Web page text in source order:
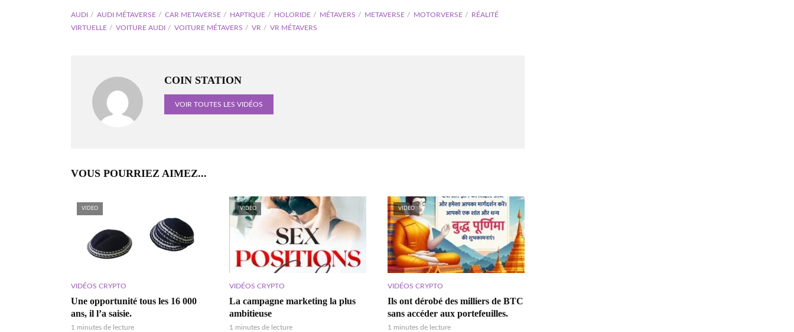
AUDI AUDI MÉTAVERSE CAR METAVERSE HAPTIQUE HOLORIDE MÉTAVERS METAVERSE MOTORVERSE
RÉALITÉ
VIRTUELLE
VOITURE AUDI VOITURE MÉTAVERS VR VR MÉTAVERS
COIN STATION
VOIR TOUTES LES VIDÉOS
VOUS POURRIEZ AIMEZ...
VIDEO
VIDÉOS CRYPTO
Une opportunité tous les 16 000
ans, il l’a saisie.
1 minutes de lecture
VIDEO
VIDÉOS CRYPTO
La campagne marketing la plus
ambitieuse
1 minutes de lecture
VIDEO
VIDÉOS CRYPTO
Ils ont dérobé des milliers de BTC
sans accéder aux portefeuilles.
1 minutes de lecture